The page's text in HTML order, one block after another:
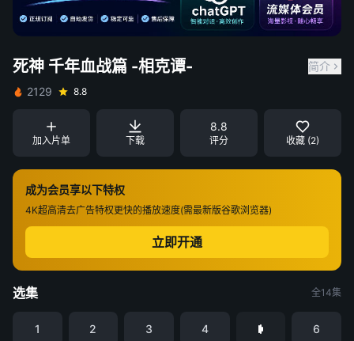
死神 千年血战篇 -相克谭-
简介
2129
8.8
加入片单 下载
8.8
评分 收藏 (2)
成为会员享以下特权
4K超高清去广告特权更快的播放速度(需最新版谷歌浏览器)
立即开通
选集 全14集
1 2 3 4 6